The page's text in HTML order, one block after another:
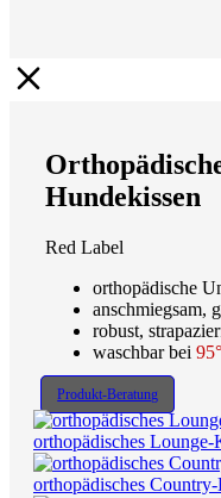
Hundekissen
Red Label
orthopädische
anschmiegsam,
robust,
waschbar bei
Produkt-Beratung
orthopädisches Lounge-
orthopädisches Country-